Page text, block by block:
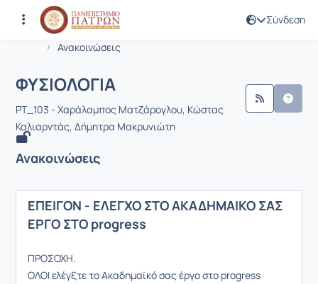
Σύνδεση
Αρχική Σελίδα
Ανακοινώσεις
Μάθημα : ΦΥΣΙΟΛΟΓΙΑ
Κωδικός : PT182
ΦΥΣΙΟΛΟΓΙΑ
PT_103 - Xαράλαμπος Ματζάρογλου, Kώστας
Καλιαρντάς, Δήμητρα Μακρυνιώτη
Ανακοινώσεις
ΕΠΕΙΓΟΝ - ΕΛΕΓΧΟ ΣΤΟ ΑΚΑΔΗΜΑΙΚΟ ΣΑΣ
ΕΡΓΟ ΣΤΟ progress
ΠΡΟΣΟΧΗ.
ΟΛΟΙ ελέγξτε το Ακαδημαϊκό σας έργο στο progress